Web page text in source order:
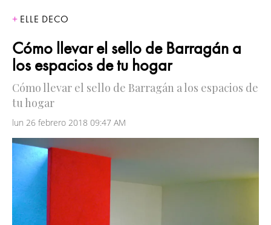
ELLE DECO
Cómo llevar el sello de Barragán a
los espacios de tu hogar
Cómo llevar el sello de Barragán a los espacios de
tu hogar
lun 26 febrero 2018 09:47 AM